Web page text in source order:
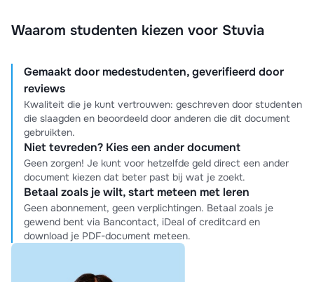
Waarom studenten kiezen voor Stuvia
Gemaakt door medestudenten, geverifieerd door
reviews
Kwaliteit die je kunt vertrouwen: geschreven door studenten
die slaagden en beoordeeld door anderen die dit document
gebruikten.
Niet tevreden? Kies een ander document
Geen zorgen! Je kunt voor hetzelfde geld direct een ander
document kiezen dat beter past bij wat je zoekt.
Betaal zoals je wilt, start meteen met leren
Geen abonnement, geen verplichtingen. Betaal zoals je
gewend bent via Bancontact, iDeal of creditcard en
download je PDF-document meteen.